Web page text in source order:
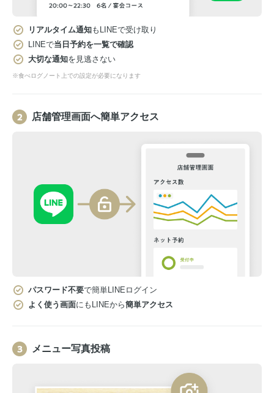
リアルタイム通知もLINEで受け取り
LINEで当日予約を一覧で確認
大切な通知を見逃さない
※食べログノート上での設定が必要になります
店舗管理画面へ簡単アクセス
パスワード不要で簡単LINEログイン
よく使う画面にもLINEから簡単アクセス
メニュー写真投稿